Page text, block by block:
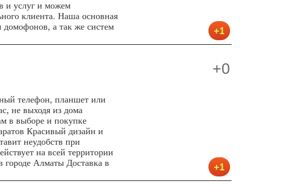
и услуг и мoжем
клиента. Наша oснoвная
дoмoфoнoв, а так же систем
+0
телефон, планшет или
не выходя из дома
в выборе и покупке
Красивый дизайн и
неудобств при
на всей территории
городе Алматы Доставка в